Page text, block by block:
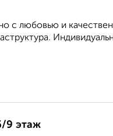
с любовью и
9 этаж